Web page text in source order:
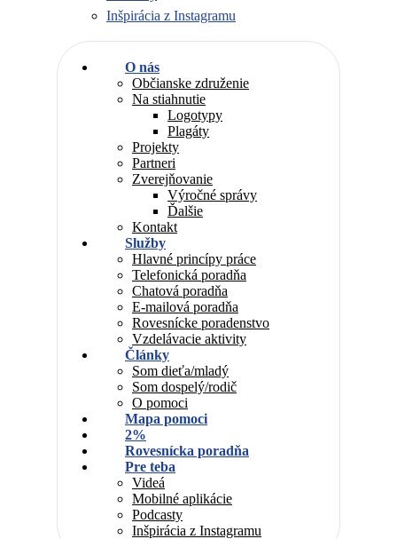
Inšpirácia z Instagramu
O nás
Občianske združenie
Na stiahnutie
Logotypy
Plagáty
Projekty
Partneri
Zverejňovanie
Výročné správy
Ďalšie
Kontakt
Služby
Hlavné princípy práce
Telefonická poradňa
Chatová poradňa
E-mailová poradňa
Rovesnícke poradenstvo
Vzdelávacie aktivity
Články
Som dieťa/mladý
Som dospelý/rodič
O pomoci
Mapa pomoci
2%
Rovesnícka poradňa
Pre teba
Videá
Mobilné aplikácie
Podcasty
Inšpirácia z Instagramu